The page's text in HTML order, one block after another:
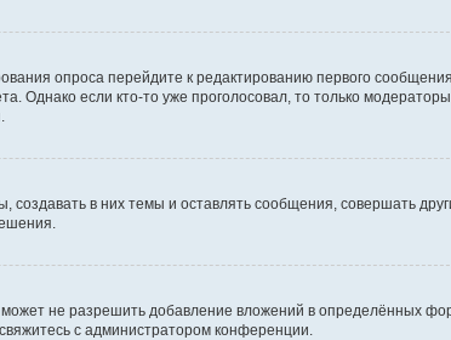
опроса перейдите к редактированию первого
Однако если кто-то уже проголосовал, то только
в них темы и оставлять сообщения, совершать
не разрешить добавление вложений в определённых
с администратором конференции.